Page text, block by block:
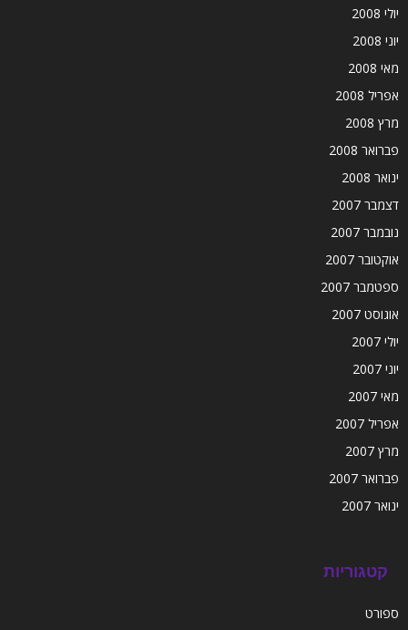
יולי 2008
יוני 2008
מאי 2008
אפריל 2008
מרץ 2008
פברואר 2008
ינואר 2008
דצמבר 2007
נובמבר 2007
אוקטובר 2007
ספטמבר 2007
אוגוסט 2007
יולי 2007
יוני 2007
מאי 2007
אפריל 2007
מרץ 2007
פברואר 2007
ינואר 2007
קטגוריות
ספורט